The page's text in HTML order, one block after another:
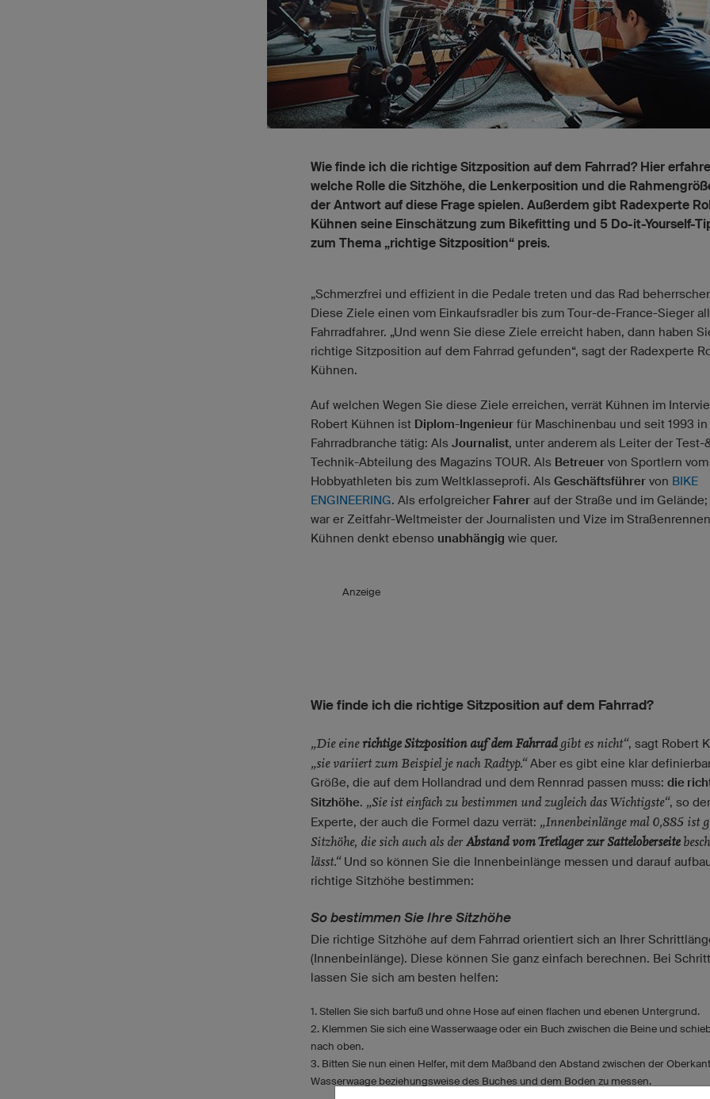
Wie finde ich die richtige Sitzposition auf dem Fahrrad? Hier
welche Rolle die Sitzhöhe, die Lenkerposition und die
der Antwort auf diese Frage spielen. Außerdem gibt Radexperte
Kühnen seine Einschätzung zum Bikefitting und 5 Do-it-Yourself-
zum Thema „richtige Sitzposition“ preis.
„Schmerzfrei und effizient in die Pedale treten und das Rad
Diese Ziele einen vom Einkaufsradler bis zum Tour-de-France-Sieger
Fahrradfahrer. „Und wenn Sie diese Ziele erreicht haben, dann haben
richtige Sitzposition auf dem Fahrrad gefunden“, sagt der Radexperte
Kühnen.
Auf welchen Wegen Sie diese Ziele erreichen, verrät Kühnen im
Robert Kühnen ist Diplom-Ingenieur für Maschinenbau und seit 1993 in
Fahrradbranche tätig: Als Journalist, unter anderem als Leiter der Test-
Technik-Abteilung des Magazins TOUR. Als Betreuer von Sportlern vom
Hobbyathleten bis zum Weltklasseprofi. Als Geschäftsführer von BIKE
ENGINEERING. Als erfolgreicher Fahrer auf der Straße und im Gelände;
war er Zeitfahr-Weltmeister der Journalisten und Vize im
Kühnen denkt ebenso unabhängig wie quer.
Anzeige
Wie finde ich die richtige Sitzposition auf dem Fahrrad?
„Die eine richtige Sitzposition auf dem Fahrradgibt es nicht“, sagt Robert
„sie variiert zum Beispiel je nach Radtyp.“ Aber es gibt eine klar
Größe, die auf dem Hollandrad und dem Rennrad passen muss: die
Sitzhöhe. „Sie ist einfach zu bestimmen und zugleich das Wichtigste“, so der
Experte, der auch die Formel dazu verrät: „Innenbeinlänge mal 0,885 ist
Sitzhöhe, die sich auch als der Abstand vom Tretlager zur Satteloberseite
lässt.“ Und so können Sie die Innenbeinlänge messen und darauf
richtige Sitzhöhe bestimmen:
So bestimmen Sie Ihre Sitzhöhe
Die richtige Sitzhöhe auf dem Fahrrad orientiert sich an Ihrer
(Innenbeinlänge). Diese können Sie ganz einfach berechnen. Bei
lassen Sie sich am besten helfen:
1. Stellen Sie sich barfuß und ohne Hose auf einen flachen und ebenen Untergrund.
2. Klemmen Sie sich eine Wasserwaage oder ein Buch zwischen die Beine und
nach oben.
3. Bitten Sie nun einen Helfer, mit dem Maßband den Abstand zwischen der
Wasserwaage beziehungsweise des Buches und dem Boden zu messen.